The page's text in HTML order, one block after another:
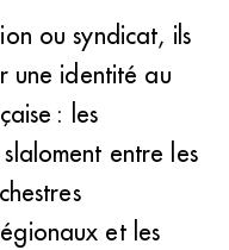
faite l’écho des
de Thionville, à
son chef Philippe
ou syndicat, ils
une identité au
: les
entre les
et les